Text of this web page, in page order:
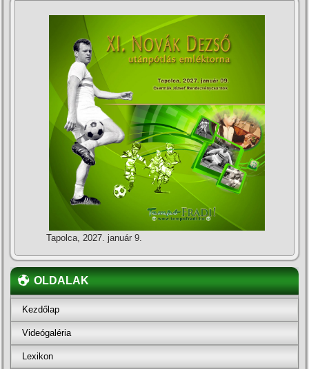
Tapolca, 2027. január 9.
OLDALAK
Kezdőlap
Videógaléria
Lexikon